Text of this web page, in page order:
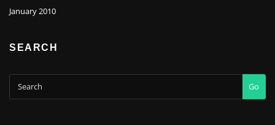
January 2010
SEARCH
Go